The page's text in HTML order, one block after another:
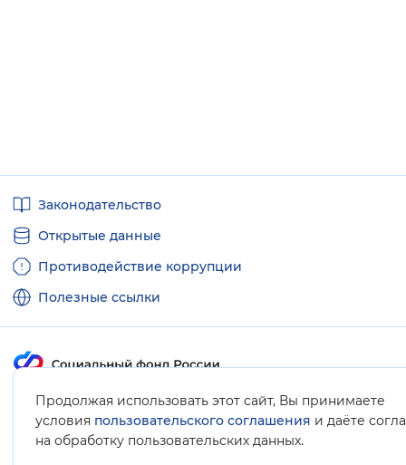
Продолжая использовать этот сайт, Вы принимаете
условия пользовательского соглашения и даёте
на обработку пользовательских данных.
ссылкиЗаконодательство
Открытые данные
Противодействие коррупции
Полезные ссылки
Карта сайта